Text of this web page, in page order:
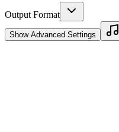
Output Format
ShowAdvanced Settings